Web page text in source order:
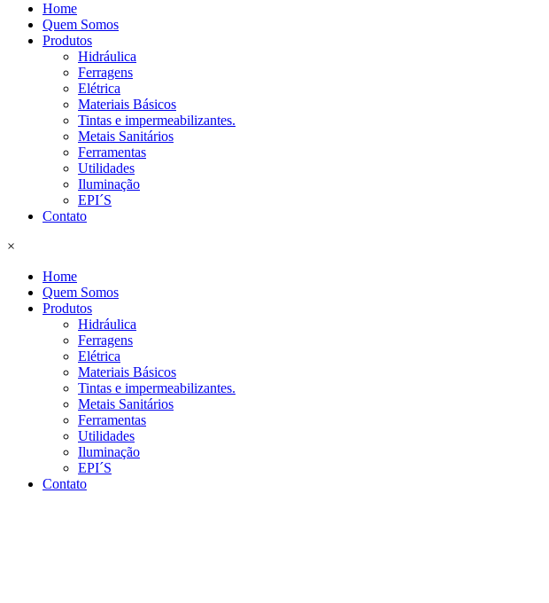
Home
Quem Somos
Produtos
Hidráulica
Ferragens
Elétrica
Materiais Básicos
Tintas e impermeabilizantes.
Metais Sanitários
Ferramentas
Utilidades
Iluminação
EPI´S
Contato
×
Home
Quem Somos
Produtos
Hidráulica
Ferragens
Elétrica
Materiais Básicos
Tintas e impermeabilizantes.
Metais Sanitários
Ferramentas
Utilidades
Iluminação
EPI´S
Contato